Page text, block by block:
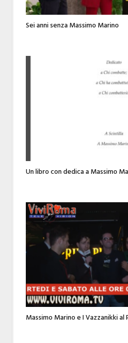
Sei anni senza Massimo Marino
Un libro con dedica a Massimo
Massimo Marino e I Vazzanikki al